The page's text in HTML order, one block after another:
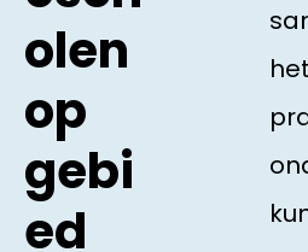
olen
op
gebi
ed